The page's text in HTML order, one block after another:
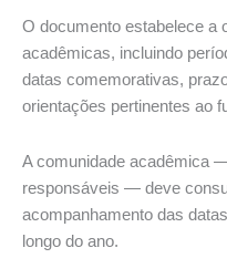
O documento estabelece a
acadêmicas, incluindo
datas comemorativas,
orientações pertinentes ao
A comunidade acadêmica
responsáveis — deve
acompanhamento das
longo do ano.